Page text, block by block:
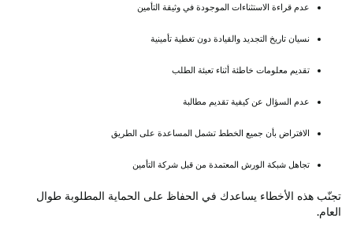
عدم قراءة الاستثناءات الموجودة في وثيقة التأمين
نسيان تاريخ التجديد والقيادة دون تغطية تأمينية
تقديم معلومات خاطئة أثناء تعبئة الطلب
عدم السؤال عن كيفية تقديم مطالبة
الافتراض بأن جميع الخطط تشمل المساعدة على الطريق
تجاهل شبكة الورش المعتمدة من قبل شركة التأمين
تجنّب هذه الأخطاء يساعدك في الحفاظ على الحماية المطلوبة طوال
العام.